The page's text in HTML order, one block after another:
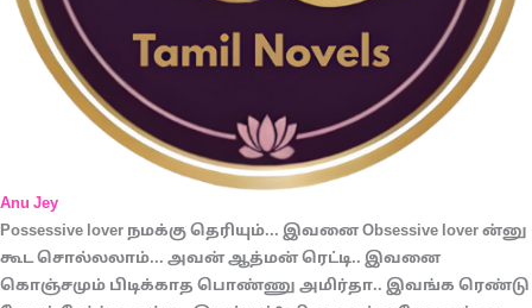
Anu Jey
Possessive lover நமக்கு தெரியும்... இவனை Obsessive lover ன்னு
கூட சொல்லலாம்... அவன் ஆத்மன் ரெட்டி.. இவனை
கொஞ்சமும் பிடிக்காத பொண்ணு அமிர்தா.. இவங்க ரெண்டு